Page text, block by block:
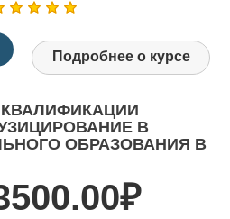
Подробнее о курсе
В
ОБРАЗОВАНИЯ В